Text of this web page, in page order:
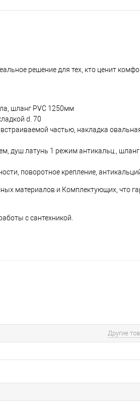
решение для тех, кто ценит
шланг PVC 1250мм
d. 70
частью, накладка
душ латунь 1 режим антикальц.,
поворотное крепление,
материалов и Комплектующих, что
с сантехникой.
Другие